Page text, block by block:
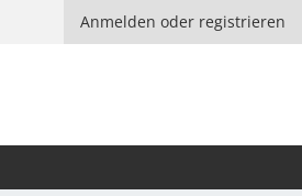
Anmelden oder registrieren